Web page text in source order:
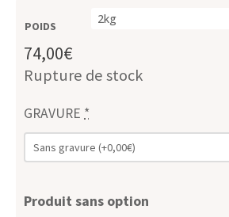
POIDS
74,00€
Rupture de stock
GRAVURE *
Produit sans option